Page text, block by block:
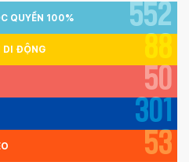
QUYỀN 100% 552
DI ĐỘNG 88
50
301
53